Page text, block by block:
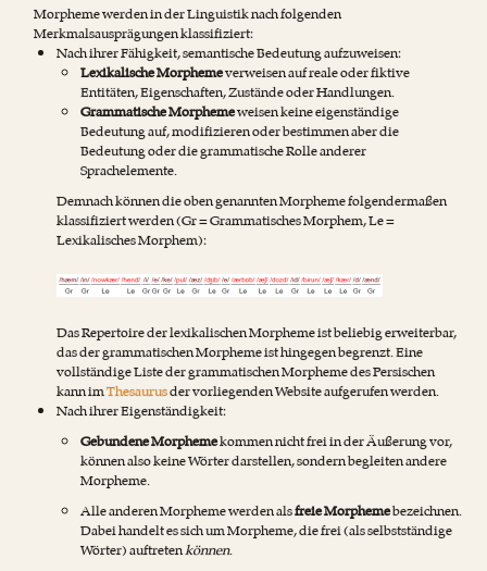
Morpheme werden in der Linguistik nach folgenden
Merkmalsausprägungen klassifiziert:
Nach ihrer Fähigkeit, semantische Bedeutung aufzuweisen:
Lexikalische Morphemeverweisen auf reale oder fiktive
Entitäten, Eigenschaften, Zustände oder Handlungen.
Grammatische Morphemeweisen keine eigenständige
Bedeutung auf, modifizieren oder bestimmen aber die
Bedeutung oder die grammatische Rolle anderer
Sprachelemente.
Demnach können die oben genannten Morpheme folgendermaßen
klassifiziert werden (Gr = Grammatisches Morphem, Le =
Lexikalisches Morphem):
Das Repertoire der lexikalischen Morpheme ist beliebig erweiterbar,
das der grammatischen Morpheme ist hingegen begrenzt. Eine
vollständige Liste der grammatischen Morpheme des Persischen
kann imThesaurusder vorliegenden Website aufgerufen werden.
Nach ihrer Eigenständigkeit:
Gebundene Morphemekommen nicht frei in der Äußerung vor,
können also keine Wörter darstellen, sondern begleiten andere
Morpheme.
Alle anderen Morpheme werden alsfreie Morphemebezeichnen.
Dabei handelt es sich um Morpheme, die frei (als selbstständige
Wörter) auftretenkönnen.